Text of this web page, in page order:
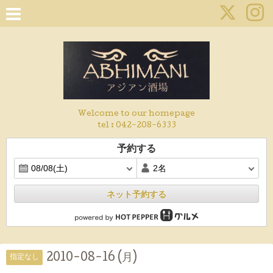
Welcome to our homepage
tel : 042-208-6333
予約する
ネット予約する
指定なし 2010-08-16 (月)